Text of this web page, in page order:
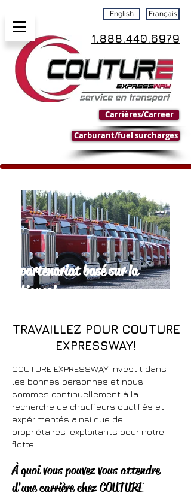
English Français
1.888.440.6979
Carrières/Carreer
Carburant/fuel surcharges
Un partenariat basé sur la
confiance!
TRAVAILLEZ POUR COUTURE
EXPRESSWAY!
COUTURE EXPRESSWAY investit dans
les bonnes personnes et nous
sommes continuellement à la
recherche de chauffeurs qualifiés et
expérimentés ainsi que de
propriétaires-exploitants pour notre
flotte .
À quoi vous pouvez vous attendre
d'une carrière chez COUTURE